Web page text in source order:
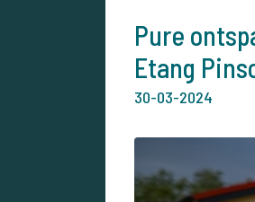
Pure
Etang
30-03-2024